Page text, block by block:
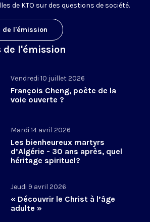
de KTO sur des questions de société.
de l'émission
de l'émission
Vendredi 10 juillet 2026
François Cheng, poète de la
voie ouverte ?
Mardi 14 avril 2026
Les bienheureux martyrs
d’Algérie - 30 ans après, quel
héritage spirituel?
Jeudi 9 avril 2026
« Découvrir le Christ à l’âge
adulte »